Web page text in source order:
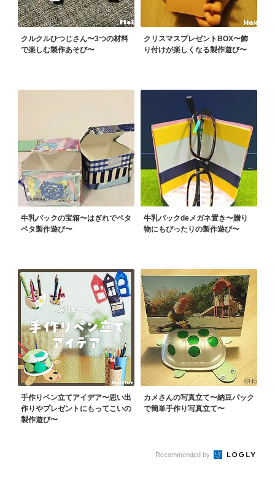
クルクルひつじさん〜3つの材料
で楽しむ製作あそび〜
クリスマスプレゼントBOX〜飾
り付けが楽しくなる製作遊び〜
牛乳パックの宝箱〜はぎれでペタ
ペタ製作遊び〜
牛乳パックdeメガネ置き〜贈り
物にもぴったりの製作遊び〜
手作りペン立てアイデア〜思い出
作りやプレゼントにもってこいの
製作遊び〜
カメさんの写真立て〜納豆パック
で簡単手作り写真立て〜
Recommended by